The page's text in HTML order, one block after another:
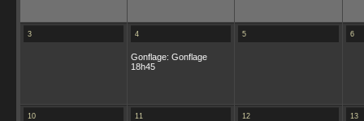
3 4
Gonflage: Gonflage
18h45
5 6
10 11 12 13